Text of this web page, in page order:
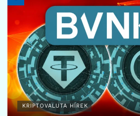
KRIPTOVALUTA HÍREK